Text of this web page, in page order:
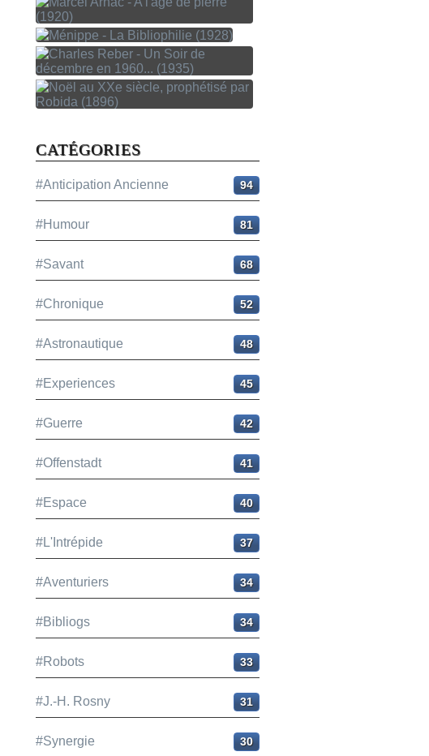
CATÉGORIES
#Anticipation Ancienne 94
#Humour 81
#Savant 68
#Chronique 52
#Astronautique 48
#Experiences 45
#Guerre 42
#Offenstadt 41
#Espace 40
#L'Intrépide 37
#Aventuriers 34
#Bibliogs 34
#Robots 33
#J.-H. Rosny 31
#Synergie 30